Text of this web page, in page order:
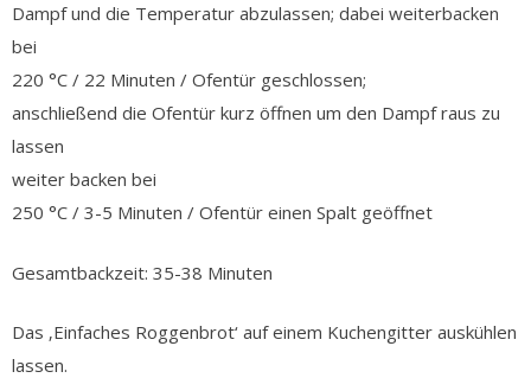
Dampf und die Temperatur abzulassen; dabei weiterbacken
bei
220 °C / 22 Minuten / Ofentür geschlossen;
anschließend die Ofentür kurz öffnen um den Dampf raus zu
lassen
weiter backen bei
250 °C / 3-5 Minuten / Ofentür einen Spalt geöffnet
Gesamtbackzeit: 35-38 Minuten
Das ‚Einfaches Roggenbrot‘ auf einem Kuchengitter auskühlen
lassen.